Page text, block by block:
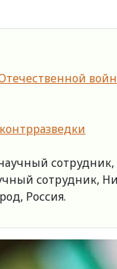
сотрудник,
Россия.